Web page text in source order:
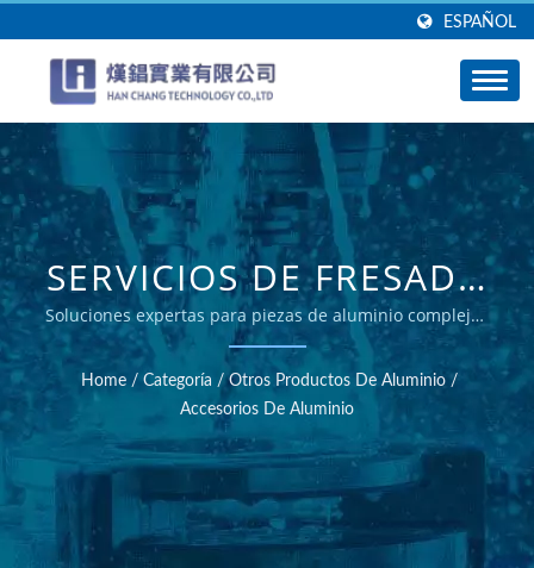
ESPAÑOL
SERVICIOS DE FRESADO
CNC CERTIFICADOS
POR ISO - HAN CHANG
Soluciones expertas para piezas de aluminio complejas
- Han Chang
Home / Categoría / Otros Productos De Aluminio /
Accesorios De Aluminio